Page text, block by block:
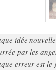
idée
par les
erreur est le